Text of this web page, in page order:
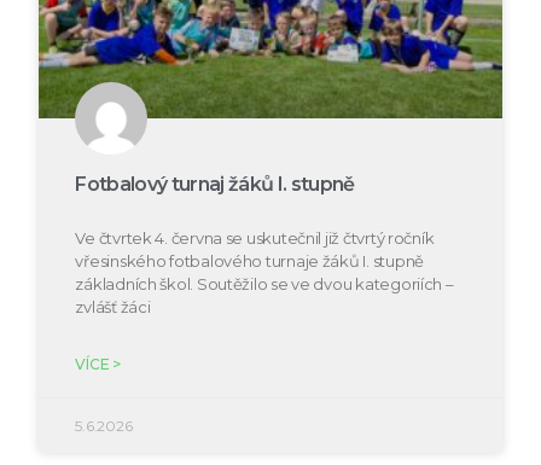
Fotbalový turnaj žáků I. stupně
Ve čtvrtek 4. června se uskutečnil již čtvrtý ročník
vřesinského fotbalového turnaje žáků I. stupně
základních škol. Soutěžilo se ve dvou kategoriích –
zvlášť žáci
VÍCE >
5.6.2026